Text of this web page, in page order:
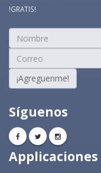
!GRATIS!
¡Agreguenme!
Síguenos
Applicaciones